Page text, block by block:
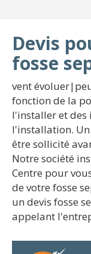
Devis
fosse
vent
fonction de la
l'installer et des
l'installation.
être sollicité
Notre société
Centre pour
de votre fosse
un devis fosse
appelant